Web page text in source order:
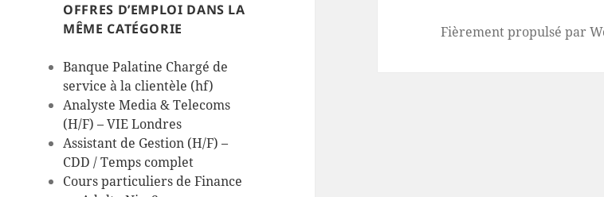
OFFRES D’EMPLOI DANS LA
MÊME CATÉGORIE
Banque Palatine Chargé de
service à la clientèle (hf)
Analyste Media & Telecoms
(H/F) – VIE Londres
Assistant de Gestion (H/F) –
CDD / Temps complet
Cours particuliers de Finance
Fièrement propulsé par